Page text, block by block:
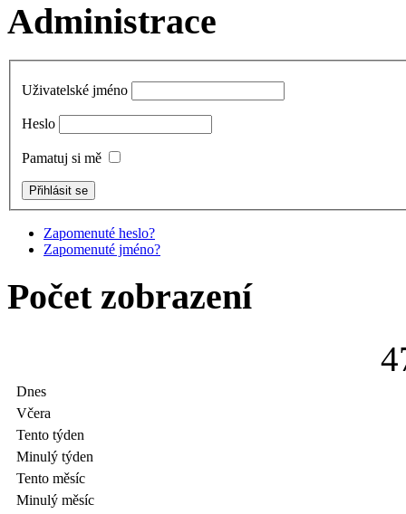
Administrace
Uživatelské jméno
Heslo
Pamatuj si mě
Zapomenuté heslo?
Zapomenuté jméno?
Počet zobrazení
4
Dnes
Včera
Tento týden
Minulý týden
Tento měsíc
Minulý měsíc